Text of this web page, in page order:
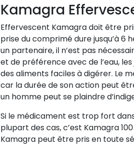
Kamagra
Effervescent Kamagra doit être
prise du comprimé dure jusqu’à 6
un partenaire, il n’est pas
et de préférence avec de l’eau,
des aliments faciles à digérer. Le
car la durée de son action peut
un homme peut se plaindre
Si le médicament est trop fort
plupart des cas, c’est Kamagra
Kamagra peut être pris en toute